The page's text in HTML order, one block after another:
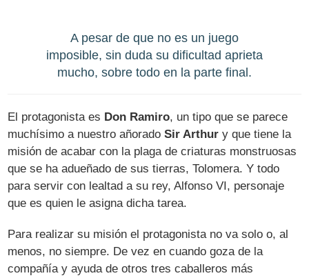
A pesar de que no es un juego
imposible, sin duda su dificultad aprieta
mucho, sobre todo en la parte final.
El protagonista es Don Ramiro, un tipo que se parece
muchísimo a nuestro añoradoSir Arthur y que tiene la
misión de acabar con la plaga de criaturas monstruosas
que se ha adueñado de sus tierras, Tolomera. Y todo
para servir con lealtad a su rey, Alfonso VI, personaje
que es quien le asigna dicha tarea.
Para realizar su misión el protagonista no va solo o, al
menos, no siempre. De vez en cuando goza de la
compañía y ayuda de otros tres caballeros más